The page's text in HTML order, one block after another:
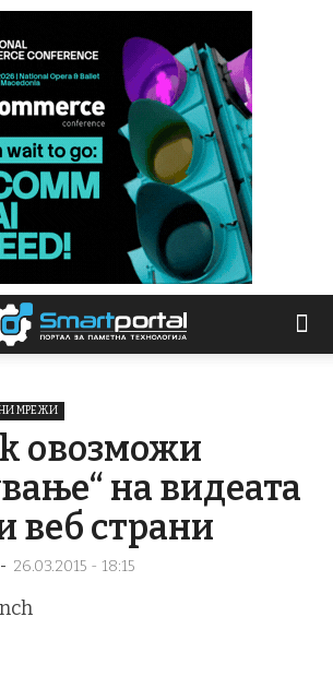
МРЕЖИ
овозможи
на видеата
веб страни
- 26.03.2015 - 18:15